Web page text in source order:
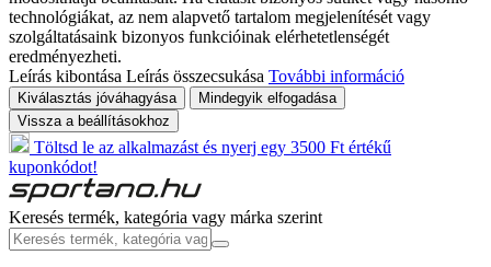
technológiákat, az nem alapvető tartalom megjelenítését vagy
szolgáltatásaink bizonyos funkcióinak elérhetetlenségét
eredményezheti.
Leírás kibontása Leírás összecsukása További információ
Kiválasztás jóváhagyása
Mindegyik elfogadása
Vissza a beállításokhoz
Töltsd le az alkalmazást és nyerj egy 3500 Ft értékű
kuponkódot!
Keresés termék, kategória vagy márka szerint